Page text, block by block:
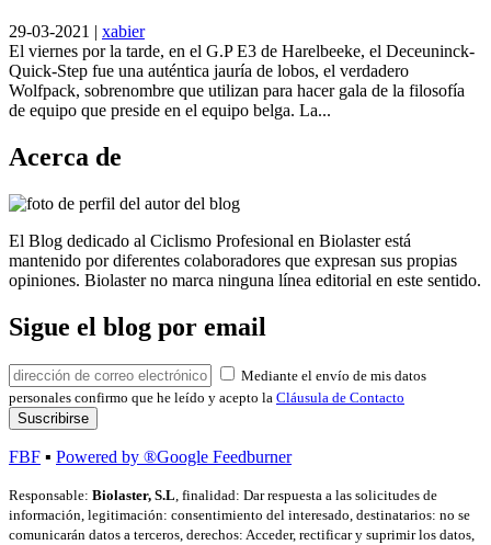
29-03-2021 | xabier
El viernes por la tarde, en el G.P E3 de Harelbeeke, el Deceuninck-
Quick-Step fue una auténtica jauría de lobos, el verdadero
Wolfpack, sobrenombre que utilizan para hacer gala de la filosofía
de equipo que preside en el equipo belga. La...
Acerca de
El Blog dedicado al Ciclismo Profesional en Biolaster está
mantenido por diferentes colaboradores que expresan sus propias
opiniones. Biolaster no marca ninguna línea editorial en este sentido.
Sigue el blog por email
Mediante el envío de mis datos
personales confirmo que he leído y acepto la Cláusula de Contacto
FBF ▪ Powered by ®Google Feedburner
Responsable: Biolaster, S.L, finalidad: Dar respuesta a las solicitudes de
información, legitimación: consentimiento del interesado, destinatarios: no se
comunicarán datos a terceros, derechos: Acceder, rectificar y suprimir los datos,